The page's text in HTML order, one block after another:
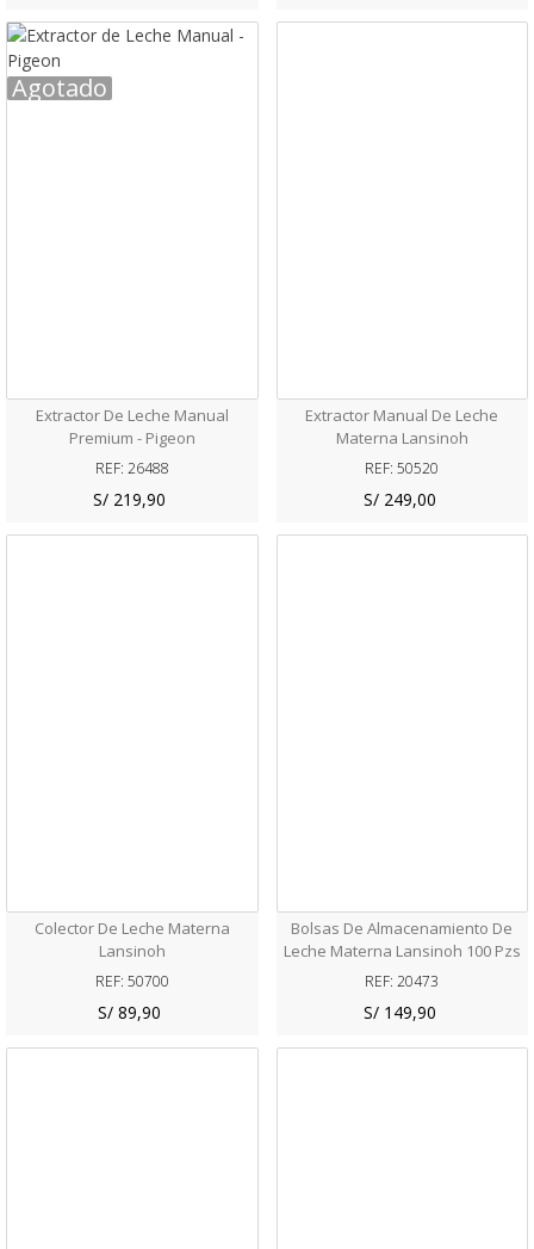
Agotado
Extractor De Leche Manual
Premium - Pigeon
REF: 26488
S/ 219,90
Extractor Manual De Leche
Materna Lansinoh
REF: 50520
S/ 249,00
Colector De Leche Materna
Lansinoh
REF: 50700
S/ 89,90
Bolsas De Almacenamiento De
Leche Materna Lansinoh 100 Pzs
REF: 20473
S/ 149,90